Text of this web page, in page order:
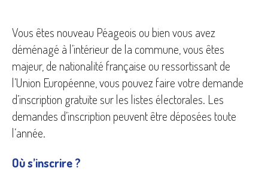
Vous êtes nouveau Péageois ou bien vous avez
déménagé à l’intérieur de la commune, vous êtes
majeur, de nationalité française ou ressortissant de
l’Union Européenne, vous pouvez faire votre demande
d’inscription gratuite sur les listes électorales. Les
demandes d’inscription peuvent être déposées toute
l’année.
Où s’inscrire ?